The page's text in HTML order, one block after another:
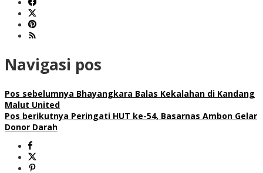
Navigasi pos
Pos sebelumnya Bhayangkara Balas Kekalahan di Kandang
Malut United
Pos berikutnya Peringati HUT ke-54, Basarnas Ambon Gelar
Donor Darah